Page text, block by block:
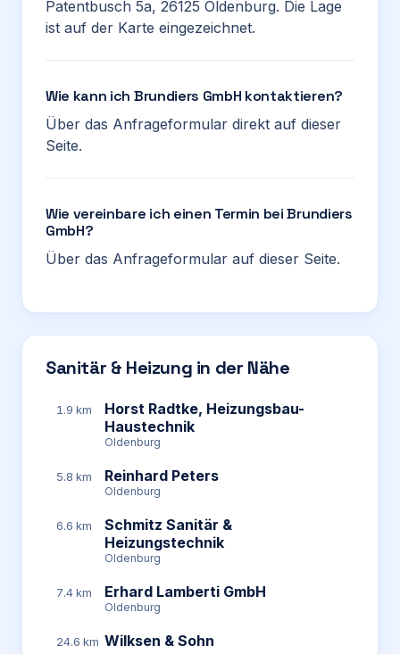
Patentbusch 5a, 26125 Oldenburg. Die Lage
ist auf der Karte eingezeichnet.
Wie kann ich Brundiers GmbH kontaktieren?
Über das Anfrageformular direkt auf dieser
Seite.
Wie vereinbare ich einen Termin bei Brundiers
GmbH?
Über das Anfrageformular auf dieser Seite.
Sanitär & Heizung in der Nähe
1.9 km
Horst Radtke, Heizungsbau-
Haustechnik
Oldenburg
5.8 km Reinhard Peters
Oldenburg
6.6 km
Schmitz Sanitär &
Heizungstechnik
Oldenburg
7.4 km Erhard Lamberti GmbH
Oldenburg
24.6 km Wilksen & Sohn